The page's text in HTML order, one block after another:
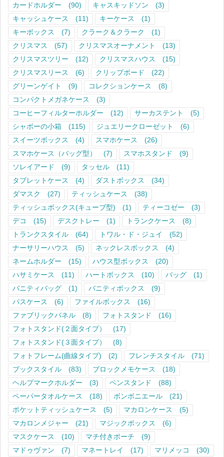
カードホルダー
(90) キャスキッドソン
(3)
キャッシュケース
(11) キーケース
(1)
キーボックス
(7) クラーク＆クラーク
(1)
クリスマス
(57) クリスマスオーナメント
(13)
クリスマスツリー
(12) クリスマスハウス
(15)
クリスマスリース
(6) クリップボード
(22)
グリーンゲイト
(9) コレクションケース
(8)
コンパクトメガネケース
(3)
コーヒーフィルターホルダー
(12) サーカステント
(5)
シャポーの小箱
(115) ジュエリークローゼット
(6)
スイーツボックス
(4) スマホケース
(26)
スマホケース（バッグ型）
(7) スマホスタンド
(9)
ソレイアード
(9) タッセル
(11)
タブレットケース
(4) ダストボックス
(34)
ダマスク
(27) ティッシュケース
(38)
ティッシュボックス(キューブ型)
(1) ティーコゼー
(3)
デコ
(15) デスクトレー (1) トランクケース
(8)
トランクスタイル
(64) トワル・ド・ジュイ
(52)
ナーサリーハウス
(5) ネックレスボックス
(4)
ネームホルダー
(15) ハウス型ボックス
(20)
ハサミケース
(11) ハートボックス (10) バッグ
(1)
バニティバッグ
(1) バニティボックス
(9)
パスケース
(6) ファイルボックス
(16)
ファブリックパネル
(8) フォトスタンド
(16)
フォトスタンド(２面タイプ）
(17)
フォトスタンド(３面タイプ）
(8)
フォトフレーム(曲線タイプ)
(2) フレンチスタイル
(71)
ブックスタイル
(83) ブロックメモケース
(18)
ヘルプマークホルダー
(3) ペンスタンド
(88)
ペーパータオルケース
(18) ボンボニエール
(21)
ポケットティッシュケース
(5) マカロンケース
(5)
マカロンメジャー
(21) マジックボックス
(6)
マスクケース
(10) マチ付きポーチ
(9)
マドゥヴァン
(7) マネートレイ (17) マリメッコ
(30)